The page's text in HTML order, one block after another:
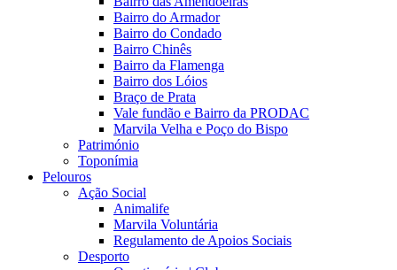
Bairro do Armador
Bairro do Condado
Bairro Chinês
Bairro da Flamenga
Bairro dos Lóios
Braço de Prata
Vale fundão e Bairro da PRODAC
Marvila Velha e Poço do Bispo
Património
Toponímia
Pelouros
Ação Social
Animalife
Marvila Voluntária
Regulamento de Apoios Sociais
Desporto